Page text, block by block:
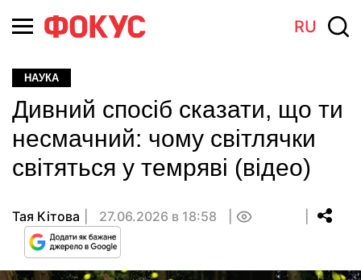
RU
НАУКА
Дивний спосіб сказати, що ти
несмачний: чому світлячки
світяться у темряві (відео)
Тая Кітова 27.06.2026 в 18:58